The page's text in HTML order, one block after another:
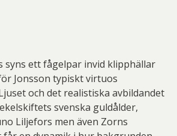
syns ett fågelpar invid klipphällar
Jonsson typiskt virtuos
och det realistiska avbildandet
svenska guldålder,
Liljefors men även Zorns